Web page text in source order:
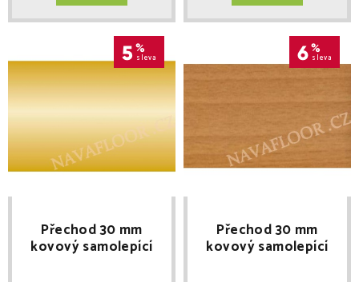
5 %
sleva
Přechod 30 mm
kovový samolepící
6%
sleva
Přechod 30 mm
kovový samolepící